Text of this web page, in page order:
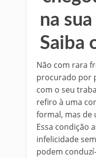
na
Saiba
Não com rara
procurado por
com o seu
refiro à uma
formal, mas de
Essa condição
infelicidade
podem